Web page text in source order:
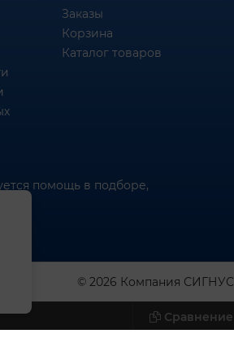
Заказы
Корзина
Каталог товаров
помощь в подборе,
© 2026 Компания СИГНУС
Сравнение